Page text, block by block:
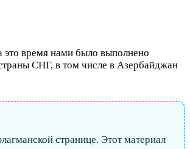
это время нами было выполнено
СНГ, в том числе в Азербайджан
странице. Этот материал